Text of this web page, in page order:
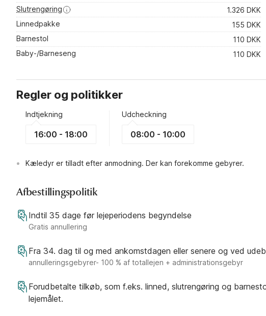
Slutrengøring
1.326 DKK
Linnedpakke
155 DKK
Barnestol
110 DKK
Baby-/Barneseng
110 DKK
Regler og politikker
Indtjekning
16:00 - 18:00
Udcheckning
08:00 - 10:00
Kæledyr er tilladt efter anmodning. Der kan forekomme gebyrer.
Afbestillingspolitik
Indtil 35 dage før lejeperiodens begyndelse
Gratis annullering
Fra 34. dag til og med ankomstdagen eller senere og ved
annulleringsgebyrer- 100 % af totallejen + administrationsgebyr
Forudbetalte tilkøb, som f.eks. linned, slutrengøring og
lejemålet.